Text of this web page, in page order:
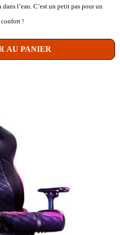
l’eau. C’est un petit pas pour un
confort !
AU PANIER